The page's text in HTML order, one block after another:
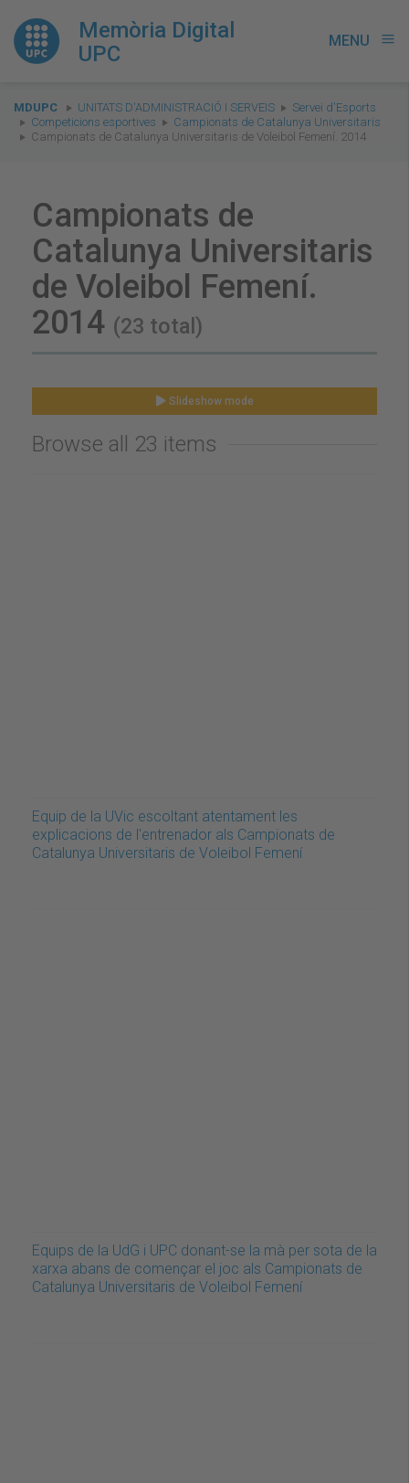
Memòria Digital
UPC
MENU menu
You
are
here:
MDUPC UNITATS D'ADMINISTRACIÓ I SERVEIS
Servei d'Esports
Competicions esportives
Campionats de Catalunya Universitaris
Campionats de Catalunya Universitaris de Voleibol Femení. 2014
Campionats de
Catalunya Universitaris
de Voleibol Femení.
2014 (23 total)
Slideshow mode
Browse all 23 items
Equip de la UVic escoltant atentament les
explicacions de l'entrenador als Campionats de
Catalunya Universitaris de Voleibol Femení
Equips de la UdG i UPC donant-se la mà per sota de la
xarxa abans de començar el joc als Campionats de
Catalunya Universitaris de Voleibol Femení